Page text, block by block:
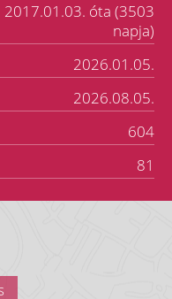
2017.01.03. óta (3503
napja)
2026.01.05.
2026.08.05.
604
81